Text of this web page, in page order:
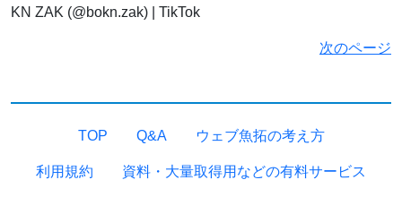
KN ZAK (@bokn.zak) | TikTok
次のページ
TOP Q&A ウェブ魚拓の考え方
利用規約 資料・大量取得用などの有料サービス